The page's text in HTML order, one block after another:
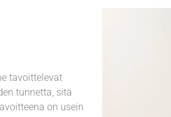
tavoittelevat
tunnetta, sitä
on usein